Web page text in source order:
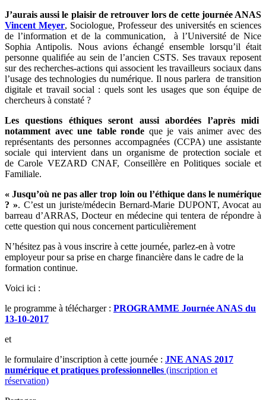
J’aurais aussi le plaisir de retrouver lors de cette journée ANAS
Vincent Meyer, Sociologue, Professeur des universités en sciences
de l’information et de la communication, à l’Université de Nice
Sophia Antipolis. Nous avions échangé ensemble lorsqu’il était
personne qualifiée au sein de l’ancien CSTS. Ses travaux reposent
sur des recherches-actions qui associent les travailleurs sociaux dans
l’usage des technologies du numérique. Il nous parlera de transition
digitale et travail social : quels sont les usages que son équipe de
chercheurs à constaté ?
Les questions éthiques seront aussi abordées l’après midi
notamment avec une table ronde que je vais animer avec des
représentants des personnes accompagnées (CCPA) une assistante
sociale qui intervient dans un organisme de protection sociale et
de Carole VEZARD CNAF, Conseillère en Politiques sociale et
Familiale.
« Jusqu’où ne pas aller trop loin ou l’éthique dans le numérique
? ». C’est un juriste/médecin Bernard-Marie DUPONT, Avocat au
barreau d’ARRAS, Docteur en médecine qui tentera de répondre à
cette question qui nous concernent particulièrement
N’hésitez pas à vous inscrire à cette journée, parlez-en à votre
employeur pour sa prise en charge financière dans le cadre de la
formation continue.
Voici ici :
le programme à télécharger : PROGRAMME Journée ANAS du
13-10-2017
et
le formulaire d’inscription à cette journée : JNE ANAS 2017
numérique et pratiques professionnelles (inscription et
réservation)